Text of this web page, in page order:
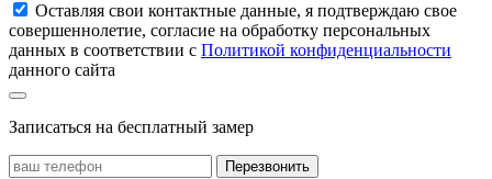
Оставляя свои контактные данные, я подтверждаю свое
совершеннолетие, согласие на обработку персональных
данных в соответствии с Политикой конфиденциальности
данного сайта
Записаться на бесплатный замер
Перезвонить